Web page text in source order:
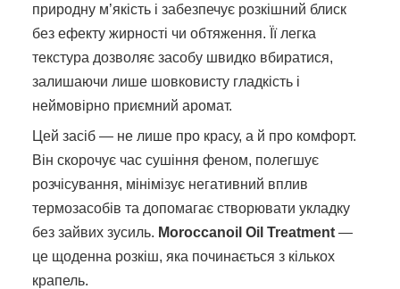
природну м’якість і забезпечує розкішний блиск
без ефекту жирності чи обтяження. Її легка
текстура дозволяє засобу швидко вбиратися,
залишаючи лише шовковисту гладкість і
неймовірно приємний аромат.
Цей засіб — не лише про красу, а й про комфорт.
Він скорочує час сушіння феном, полегшує
розчісування, мінімізує негативний вплив
термозасобів та допомагає створювати укладку
без зайвих зусиль. Moroccanoil Oil Treatment —
це щоденна розкіш, яка починається з кількох
крапель.